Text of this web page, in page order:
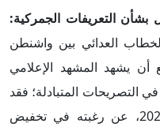
العدائي بين واشنطن
أن يشهد المشهد الإعلامي
التصريحات المتبادلة؛ فقد
عبَّر سكوت بيسنت، في 6 مايو 2025، عن رغبته في تخفيض